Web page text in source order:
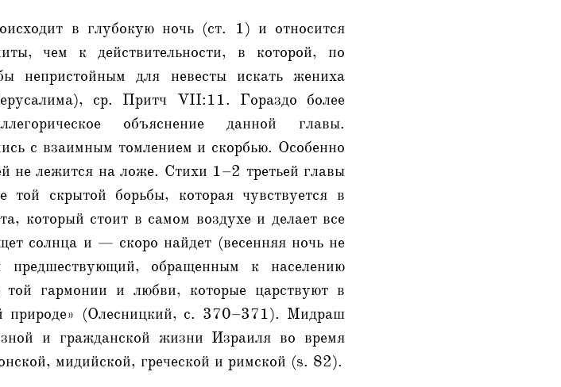
в глубокую ночь (ст. 1) и относится
чем к действительности, в которой, по
непристойным для невесты искать жениха
ср. Притч VII:11. Гораздо более
объяснение данной главы.
с взаимным томлением и скорбью. Особенно
не лежится на ложе. Стихи 1–2 третьей главы
той скрытой борьбы, которая чувствуется в
который стоит в самом воздухе и делает все
солнца и — скоро найдет (весенняя ночь не
обращенным к населению
гармонии и любви, которые царствуют в
природе» (Олесницкий, с. 370–371). Мидраш
и гражданской жизни Израиля во время
мидийской, греческой и римской (s. 82).